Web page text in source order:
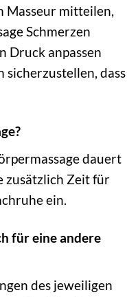
Masseur mitteilen,
Schmerzen
Druck anpassen
sicherzustellen, dass
dauert
zusätzlich Zeit für
ein.
für eine andere
des jeweiligen